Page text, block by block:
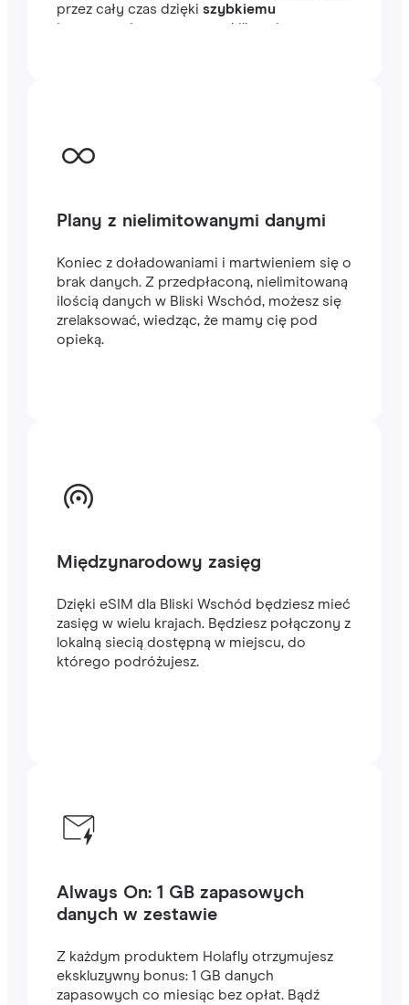
przez cały czas dzięki szybkiemu
internetowi , gotowemu w kilka minut za
Plany z nielimitowanymi danymi
Koniec z doładowaniami i martwieniem się o
brak danych. Z przedpłaconą, nielimitowaną
ilością danych w Bliski Wschód, możesz się
zrelaksować, wiedząc, że mamy cię pod
opieką.
Międzynarodowy zasięg
Dzięki eSIM dla Bliski Wschód będziesz mieć
zasięg w wielu krajach. Będziesz połączony z
lokalną siecią dostępną w miejscu, do
którego podróżujesz.
Always On: 1 GB zapasowych
danych w zestawie
Z każdym produktem Holafly otrzymujesz
ekskluzywny bonus: 1 GB danych
zapasowych co miesiąc bez opłat. Bądź